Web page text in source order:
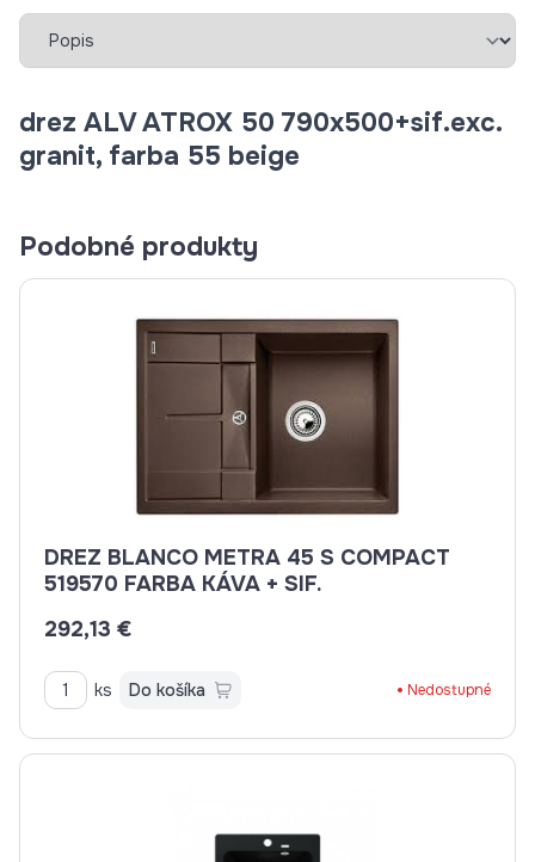
Vybrať záložku
drez ALV ATROX 50 790x500+sif.exc.
granit, farba 55 beige
Podobné produkty
DREZ BLANCO METRA 45 S COMPACT
519570 FARBA KÁVA + SIF.
292,13 €
ks Do košíka Nedostupné